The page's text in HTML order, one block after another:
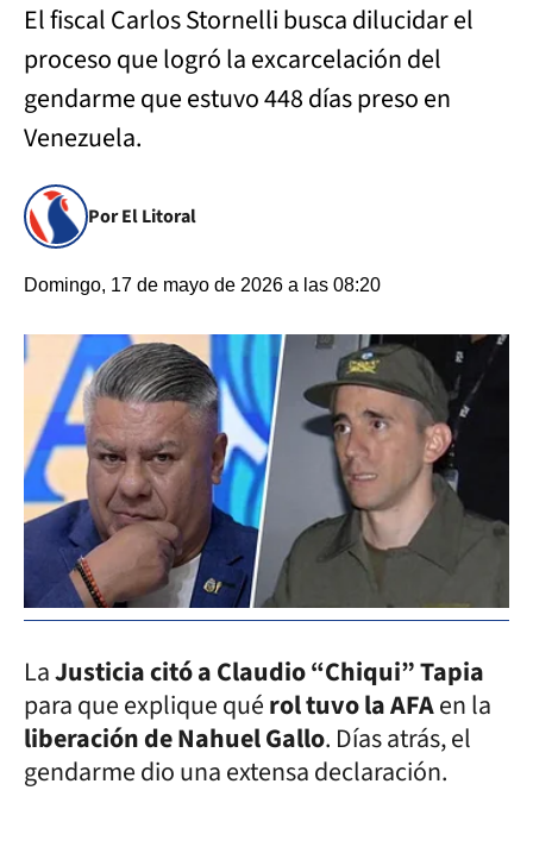
El fiscal Carlos Stornelli busca dilucidar el
proceso que logró la excarcelación del
gendarme que estuvo 448 días preso en
Venezuela.
Por El Litoral
Domingo, 17 de mayo de 2026 a las 08:20
LaJusticia citó a Claudio “Chiqui” Tapia
para que explique quérol tuvo la AFAen la
liberación de Nahuel Gallo. Días atrás, el
gendarme dio una extensa declaración.